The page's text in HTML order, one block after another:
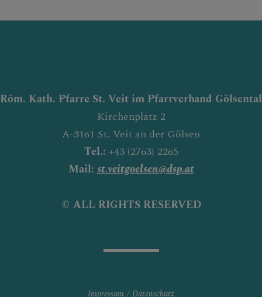
Röm. Kath. Pfarre St. Veit im Pfarrverband Gölsental
Kirchenplatz 2
A-3161 St. Veit an der Gölsen
Tel.: +43 (2763) 2265
Mail: st.veitgoelsen@dsp.at
© ALL RIGHTS RESERVED
Impressum Datenschutz